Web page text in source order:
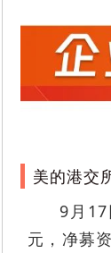
美的港交
9月
元，净募